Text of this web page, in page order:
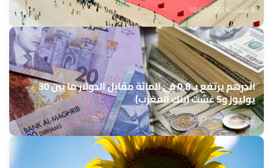
8 غشت 2026 - 10:41
الدرهم يرتفع بـ 0,8 في المائة مقابل الدولار ما بين 30
يوليوز و5 غشت (بنك المغرب)
8 غشت 2026 - 10:27